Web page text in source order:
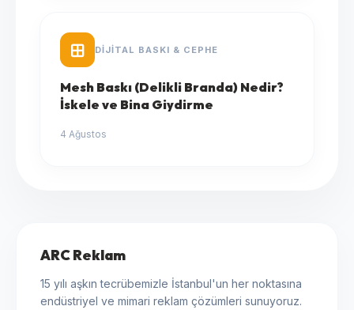
DIJITAL BASKI & CEPHE
Mesh Baskı (Delikli Branda) Nedir?
İskele ve Bina Giydirme
4 Ağustos
ARC Reklam
15 yılı aşkın tecrübemizle İstanbul'un her noktasına
endüstriyel ve mimari reklam çözümleri sunuyoruz.